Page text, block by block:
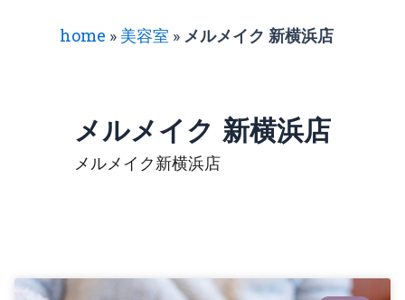
home » 美容室 » メルメイク 新横浜店
メルメイク 新横浜店
メルメイク新横浜店